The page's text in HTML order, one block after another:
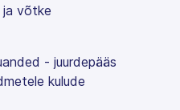
ja võtke
- juurdepääs
kulude